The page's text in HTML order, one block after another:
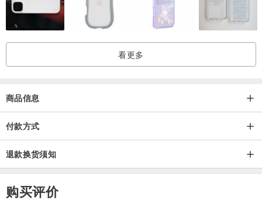
看更多
商品信息
付款方式
退款换货须知
购买评价